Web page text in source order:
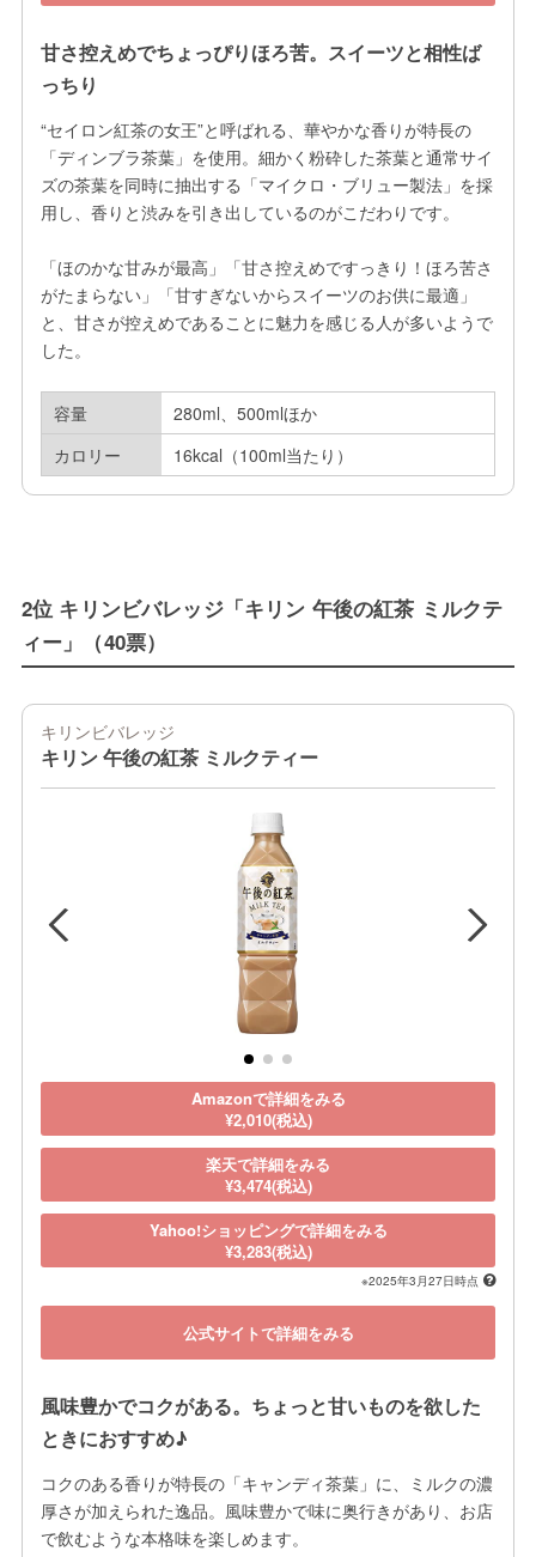
甘さ控えめでちょっぴりほろ苦。スイーツと相性ば
っちり
“セイロン紅茶の女王”と呼ばれる、華やかな香りが特長の
「ディンブラ茶葉」を使用。細かく粉砕した茶葉と通常サイ
ズの茶葉を同時に抽出する「マイクロ・ブリュー製法」を採
用し、香りと渋みを引き出しているのがこだわりです。
「ほのかな甘みが最高」「甘さ控えめですっきり！ほろ苦さ
がたまらない」「甘すぎないからスイーツのお供に最適」
と、甘さが控えめであることに魅力を感じる人が多いようで
した。
容量
280ml、500mlほか
カロリー
16kcal（100ml当たり）
2位 キリンビバレッジ「キリン 午後の紅茶 ミルクテ
ィー」（40票）
キリンビバレッジ
キリン 午後の紅茶 ミルクティー
Amazonで詳細をみる
¥2,010(税込)
楽天で詳細をみる
¥3,474(税込)
Yahoo!ショッピングで詳細をみる
¥3,283(税込)
※2025年3月27日時点
公式サイトで詳細をみる
風味豊かでコクがある。ちょっと甘いものを欲した
ときにおすすめ♪
コクのある香りが特長の「キャンディ茶葉」に、ミルクの濃
厚さが加えられた逸品。風味豊かで味に奥行きがあり、お店
で飲むような本格味を楽しめます。